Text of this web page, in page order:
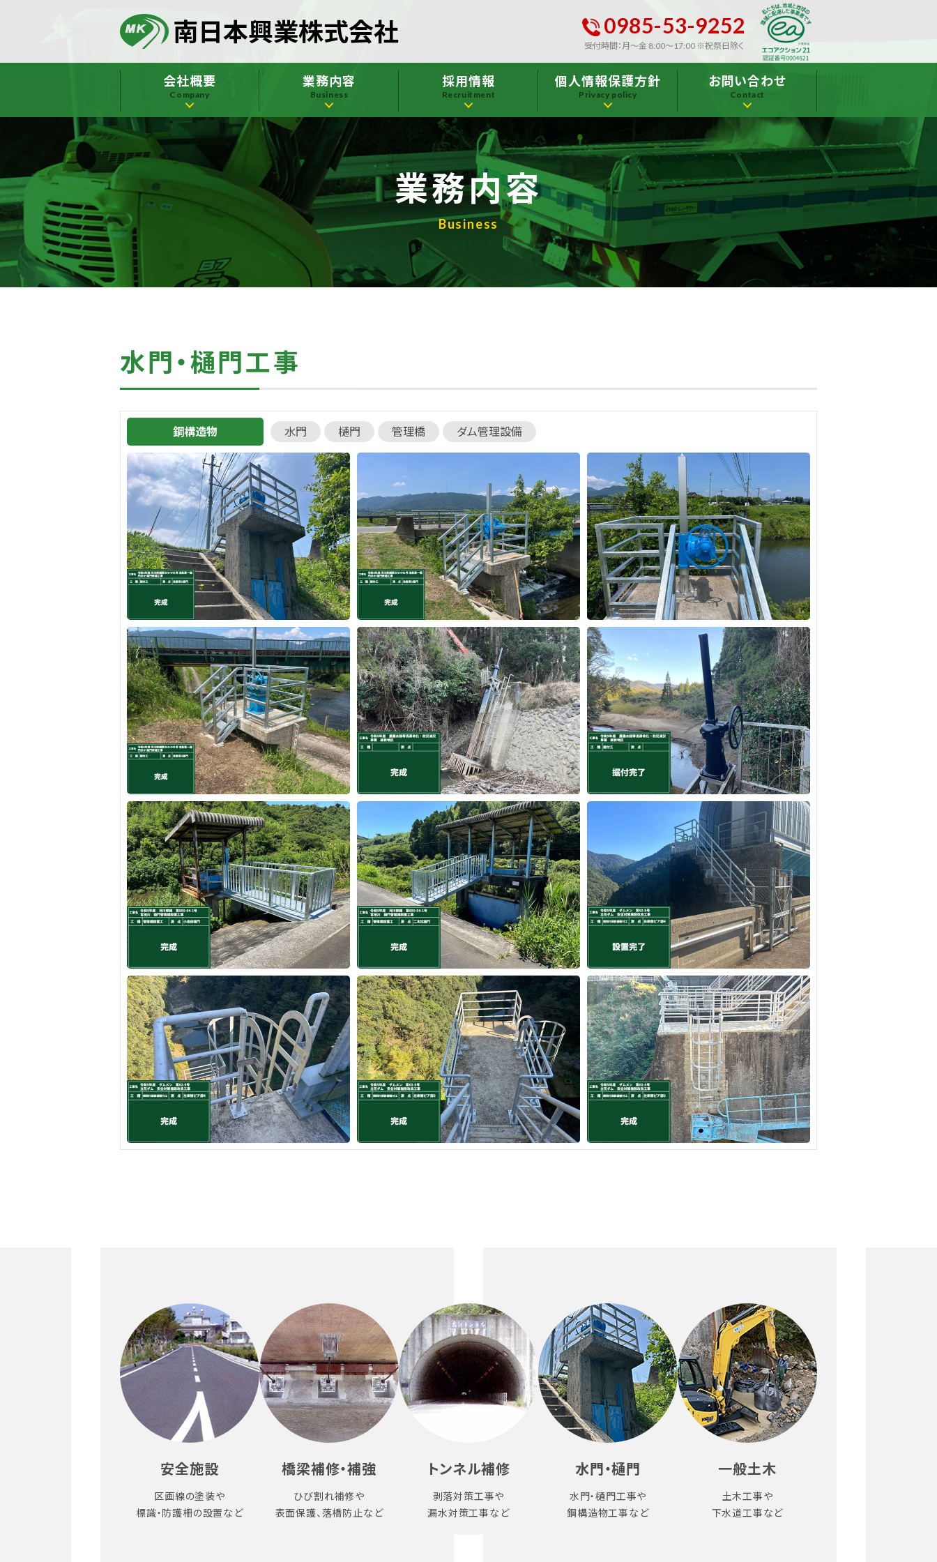
南日本興業株式会社 0985-53-9252
受付時間：月～金 8:00～17:00 ※祝祭日除く
会社概要
Company
業務内容
Business
採用情報
Recruitment
個人情報保護方針
Privacy policy
お問い合わせ
Contact
業務内容
Business
水門・樋門工事
鋼構造物 水門 樋門 管理橋 ダム管理設備
安全施設
区画線の塗装や
標識・防護柵の設置など
橋梁補修・補強
ひび割れ補修や
表面保護、落橋防止など
トンネル補修
剥落対策工事や
漏水対策工事など
水門・樋門
水門・樋門工事や
鋼構造物工事など
一般土木
土木工事や
下水道工事など